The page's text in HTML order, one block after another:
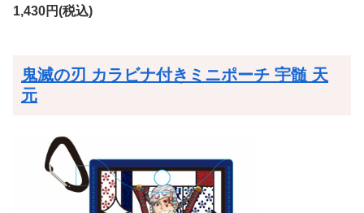
1,430円(税込)
鬼滅の刃 カラビナ付きミニポーチ 宇髄 天
元